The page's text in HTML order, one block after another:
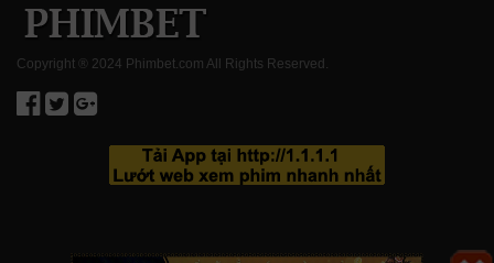
Copyright ® 2024 Phimbet.com All Rights Reserved.